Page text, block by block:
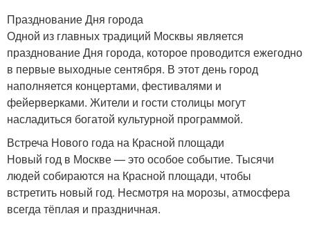
Празднование Дня города
Одной из главных традиций Москвы является
празднование Дня города, которое проводится ежегодно
в первые выходные сентября. В этот день город
наполняется концертами, фестивалями и
фейерверками. Жители и гости столицы могут
насладиться богатой культурной программой.
Встреча Нового года на Красной площади
Новый год в Москве — это особое событие. Тысячи
людей собираются на Красной площади, чтобы
встретить новый год. Несмотря на морозы, атмосфера
всегда тёплая и праздничная.